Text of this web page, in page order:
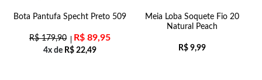
Bota Pantufa Specht Preto 509
R$179,90 R$ 89,95
4x de R$ 22,49
Meia Loba Soquete Fio 20
Natural Peach
R$ 9,99